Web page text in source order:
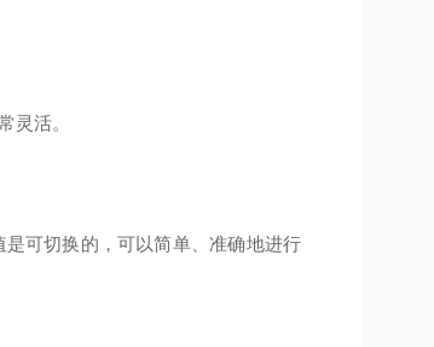
灵活。
可切换的，可以简单、准确地进行